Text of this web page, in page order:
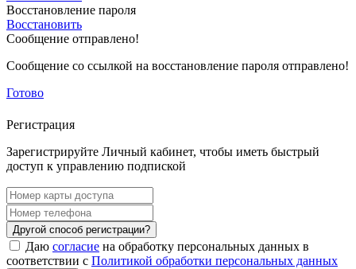
Восстановление пароля
Восстановить
Сообщение отправлено!
Сообщение со ссылкой на восстановление пароля отправлено!
Готово
Регистрация
Зарегистрируйте Личный кабинет, чтобы иметь быстрый
доступ к управлению подпиской
Другой способ регистрации?
Даю согласие на обработку персональных данных в
соответствии с Политикой обработки персональных данных